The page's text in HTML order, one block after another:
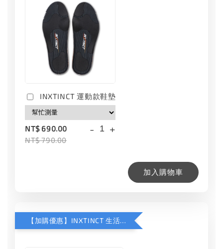
INXTINCT 運動款鞋墊
NT$ 690.00
NT$ 790.00
- +
加入購物車
【加購優惠】INXTINCT 生活日用鞋墊